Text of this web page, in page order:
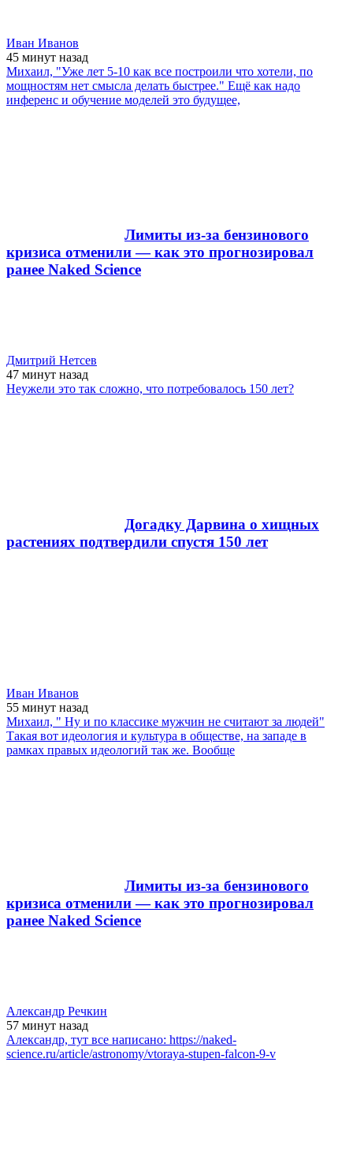
Иван Иванов
45 минут назад
Михаил, "Уже лет 5-10 как все построили что хотели, по
мощностям нет смысла делать быстрее." Ещё как надо
инференс и обучение моделей это будущее,
Лимиты из-за бензинового
кризиса отменили — как это прогнозировал
ранее Naked Science
Дмитрий Нетсев
47 минут назад
Неужели это так сложно, что потребовалось 150 лет?
Догадку Дарвина о хищных
растениях подтвердили спустя 150 лет
Иван Иванов
55 минут назад
Михаил, " Ну и по классике мужчин не считают за людей"
Такая вот идеология и культура в обществе, на западе в
рамках правых идеологий так же. Вообще
Лимиты из-за бензинового
кризиса отменили — как это прогнозировал
ранее Naked Science
Александр Речкин
57 минут назад
Александр, тут все написано: https://naked-
science.ru/article/astronomy/vtoraya-stupen-falcon-9-v